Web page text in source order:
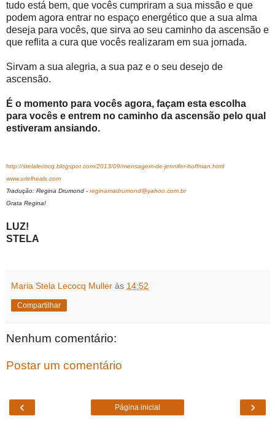
tudo está bem, que vocês cumpriram a sua missão e que
podem agora entrar no espaço energético que a sua alma
deseja para vocês, que sirva ao seu caminho da ascensão e
que reflita a cura que vocês realizaram em sua jornada.
Sirvam a sua alegria, a sua paz e o seu desejo de
ascensão.
É o momento para vocês agora, façam esta escolha
para vocês e entrem no caminho da ascensão pelo qual
estiveram ansiando.
http://stelalecocq.blogspot.com/2013/09/mensagem-de-jennifer-hoffman.html
www.urielheals.com
Tradução: Regina Drumond - reginamadrumond@yahoo.com.br
Grata Regina!
LUZ!
STELA
Maria Stela Lecocq Muller às 14:52
Compartilhar
Nenhum comentário:
Postar um comentário
‹ ›
Página inicial